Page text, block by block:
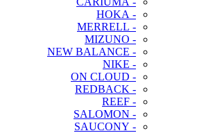
- HOKA
- MERRELL
- MIZUNO
- NEW BALANCE
- NIKE
- ON CLOUD
- REDBACK
- REEF
- SALOMON
- SAUCONY